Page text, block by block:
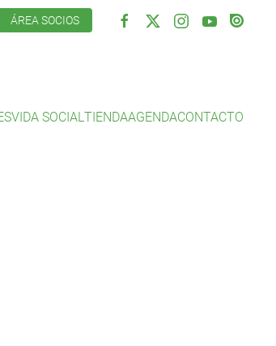
ÁREA SOCIOS
VIDA SOCIALTIENDAAGENDACONTACTO